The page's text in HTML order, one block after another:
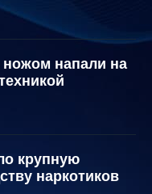
напали на
крупную
наркотиков